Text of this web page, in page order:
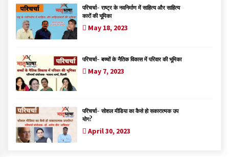
परिचर्चा- राष्ट्र के नवनिर्माण में साहित्य और साहित्य
कारों की भूमिका
May 18, 2023
परिचर्चा- बच्चों के नैतिक विकास में परिवार की भूमिका
May 7, 2023
परिचर्चा- सोशल मीडिया का कैसे हो सकारात्मक उप
योग?
April 30, 2023